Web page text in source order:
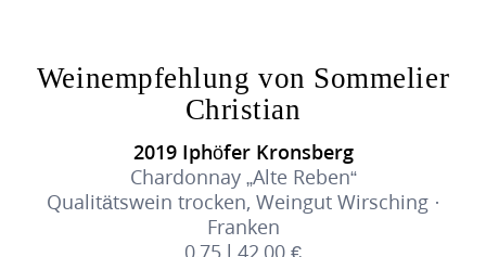
Weinempfehlung von Sommelier
Christian
2019 Iphöfer Kronsberg
Chardonnay „Alte Reben“
Qualitätswein trocken, Weingut Wirsching ·
Franken
0,75 l 42,00 €